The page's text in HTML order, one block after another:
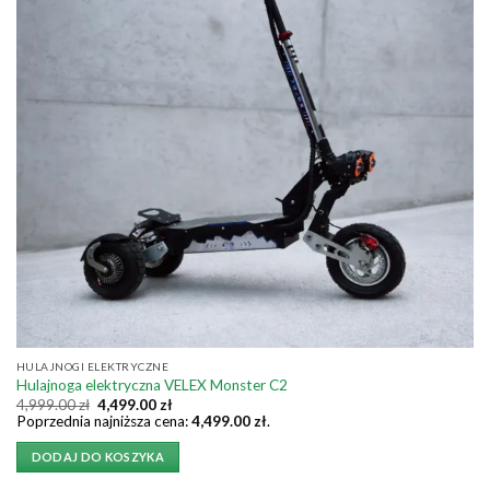
HULAJNOGI ELEKTRYCZNE
Hulajnoga elektryczna VELEX Monster C2
4,999.00zł Pierwotna
cena
wynosiła:
4,999.00 zł.
4,499.00złAktualna
cena
wynosi:
4,499.00 zł.
Poprzednia najniższa cena:4,499.00 zł.
DODAJ DO KOSZYKA